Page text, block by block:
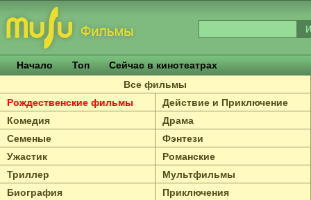
Начало Топ
Сейчас в кинотеатрах
Все фильмы
Рождественские фильмы
Действие и Приключение
Комедия
Драма
Семеные
Фэнтези
Ужастик
Романские
Триллер
Мультфильмы
Биография
Приключения